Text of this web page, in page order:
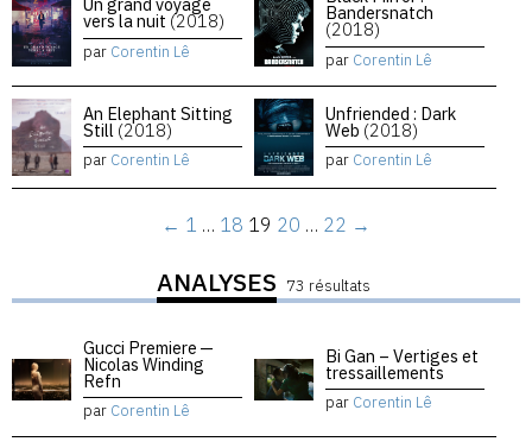
vers la nuit (2018)
par Corentin Lê
Bandersnatch
(2018)
par Corentin Lê
An Elephant Sitting
Still (2018)
par Corentin Lê
Unfriended : Dark
Web (2018)
par Corentin Lê
← 1 … 18 19 20 … 22 →
ANALYSES 73 résultats
Gucci Premiere —
Nicolas Winding
Refn
par Corentin Lê
Bi Gan – Vertiges et
tressaillements
par Corentin Lê